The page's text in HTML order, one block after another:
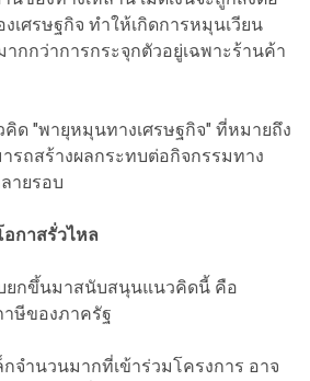
เศรษฐกิจ ทำให้เกิดการหมุนเวียน
ากกว่าการกระจุกตัวอยู่เฉพาะร้านค้า
ด "พายุหมุนทางเศรษฐกิจ" ที่หมายถึง
รถสร้างผลกระทบต่อกิจกรรมทาง
ายรอบ
อกาสรั่วไหล
ยกขึ้นมาสนับสนุนแนวคิดนี้ คือ
ษีของภาครัฐ
จำนวนมากที่เข้าร่วมโครงการ อาจ